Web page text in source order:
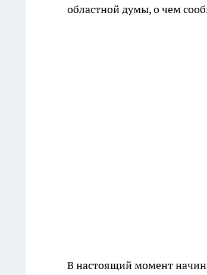
областной думы, о чем
В настоящий момент